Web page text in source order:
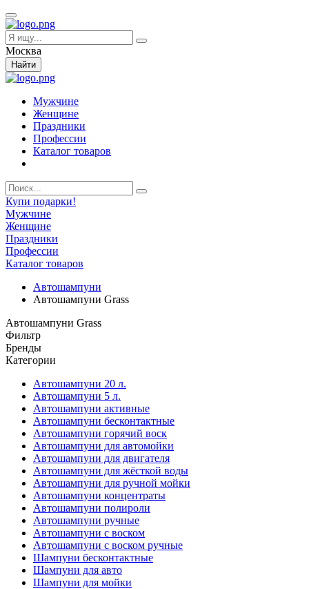
Москва
Найти
Мужчине
Женщине
Праздники
Профессии
Каталог товаров
Купи подарки!
Мужчине
Женщине
Праздники
Профессии
Каталог товаров
Автошампуни
Автошампуни Grass
Автошампуни Grass
Фильтр
Бренды
Категории
Автошампуни 20 л.
Автошампуни 5 л.
Автошампуни активные
Автошампуни бесконтактные
Автошампуни горячий воск
Автошампуни для автомойки
Автошампуни для двигателя
Автошампуни для жёсткой воды
Автошампуни для ручной мойки
Автошампуни концентраты
Автошампуни полироли
Автошампуни ручные
Автошампуни с воском
Автошампуни с воском ручные
Шампуни бесконтактные
Шампуни для авто
Шампуни для мойки